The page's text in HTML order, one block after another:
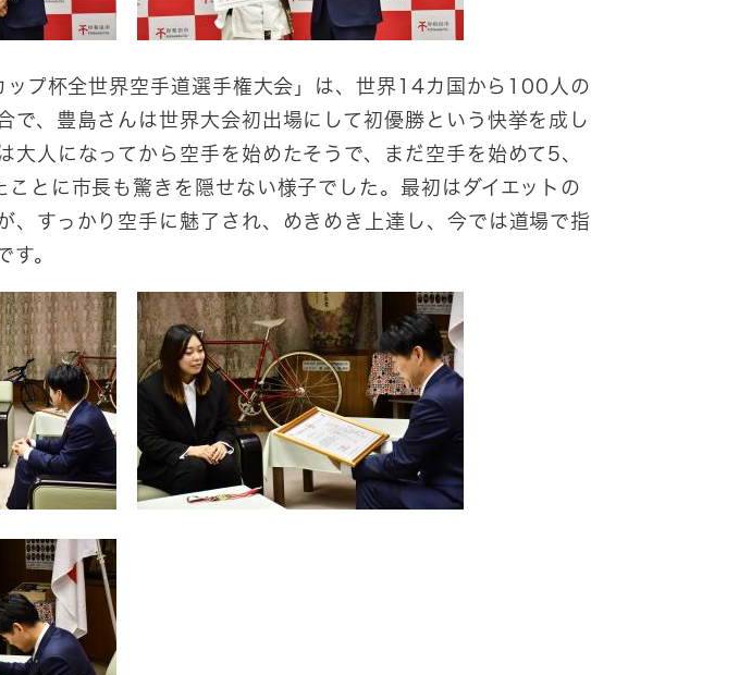
プ杯全世界空手道選手権大会」は、世界14カ国から100人の
で、豊島さんは世界大会初出場にして初優勝という快挙を成し
大人になってから空手を始めたそうで、まだ空手を始めて5、
とに市長も驚きを隠せない様子でした。最初はダイエットの
、すっかり空手に魅了され、めきめき上達し、今では道場で指
す。